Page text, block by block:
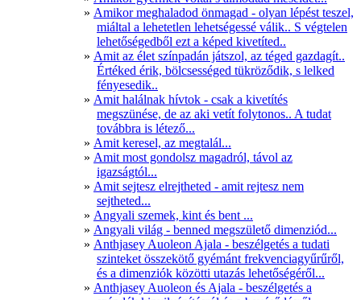
Amikor meghaladod önmagad - olyan lépést teszel,
miáltal a lehetetlen lehetségessé válik.. S végtelen
lehetőségedből ezt a képed kivetíted..
Amit az élet színpadán játszol, az téged gazdagít..
Értéked érik, bölcsességed tükröződik, s lelked
fényesedik..
Amit halálnak hívtok - csak a kivetítés
megszünése, de az aki vetít folytonos.. A tudat
továbbra is létező...
Amit keresel, az megtalál...
Amit most gondolsz magadról, távol az
igazságtól...
Amit sejtesz elrejtheted - amit rejtesz nem
sejtheted...
Angyali szemek, kint és bent ...
Angyali világ - benned megszülető dimenziód...
Anthjasey Auoleon Ajala - beszélgetés a tudati
szinteket összekötő gyémánt frekvenciagyűrűről,
és a dimenziók közötti utazás lehetőségéről...
Anthjasey Auoleon és Ajala - beszélgetés a